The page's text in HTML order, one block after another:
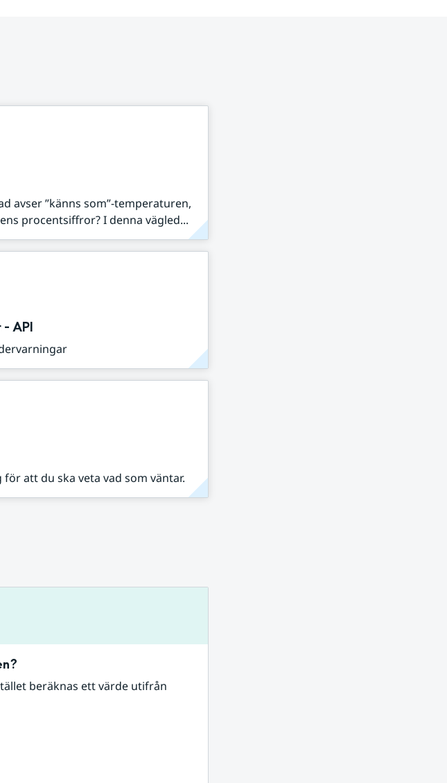
avser ”känns som”-temperaturen,
procentsiffror? I denna vägled...
API
att du ska veta vad som väntar.
beräknas ett värde utifrån